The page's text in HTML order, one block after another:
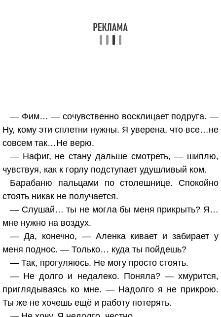
— Фим… — сочувственно восклицает подруга. —
Ну, кому эти сплетни нужны. Я уверена, что все…не
совсем так…Не верю.
— Нафиг, не стану дальше смотреть, — шиплю,
чувствуя, как к горлу подступает удушливый ком.
Барабаню пальцами по столешнице. Спокойно
стоять никак не получается.
— Слушай… ты не могла бы меня прикрыть? Я…
мне нужно на воздух.
— Да, конечно, — Аленка кивает и забирает у
меня поднос. — Только… куда ты пойдешь?
— Так, прогуляюсь. Не могу просто стоять.
— Не долго и недалеко. Поняла? — хмурится,
приглядываясь ко мне. — Надолго я не прикрою.
Ты же не хочешь ещё и работу потерять.